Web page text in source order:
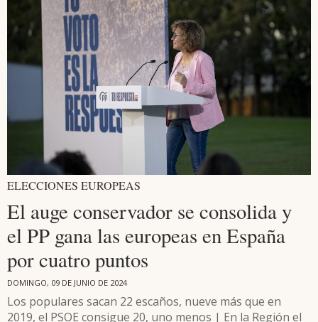
ELECCIONES EUROPEAS
El auge conservador se consolida y
el PP gana las europeas en España
por cuatro puntos
DOMINGO, 09 DE JUNIO DE 2024
Los populares sacan 22 escaños, nueve más que en
2019, el PSOE consigue 20, uno menos | En la Región el